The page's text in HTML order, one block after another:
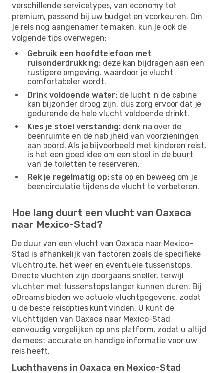
verschillende servicetypes, van economy tot
premium, passend bij uw budget en voorkeuren. Om
je reis nog aangenamer te maken, kun je ook de
volgende tips overwegen:
Gebruik een hoofdtelefoon met
ruisonderdrukking: deze kan bijdragen aan een
rustigere omgeving, waardoor je vlucht
comfortabeler wordt.
Drink voldoende water: de lucht in de cabine
kan bijzonder droog zijn, dus zorg ervoor dat je
gedurende de hele vlucht voldoende drinkt.
Kies je stoel verstandig: denk na over de
beenruimte en de nabijheid van voorzieningen
aan boord. Als je bijvoorbeeld met kinderen reist,
is het een goed idee om een ​​stoel in de buurt
van de toiletten te reserveren.
Rek je regelmatig op: sta op en beweeg om je
beencirculatie tijdens de vlucht te verbeteren.
Hoe lang duurt een vlucht van Oaxaca
naar Mexico-Stad?
De duur van een vlucht van Oaxaca naar Mexico-
Stad is afhankelijk van factoren zoals de specifieke
vluchtroute, het weer en eventuele tussenstops.
Directe vluchten zijn doorgaans sneller, terwijl
vluchten met tussenstops langer kunnen duren. Bij
eDreams bieden we actuele vluchtgegevens, zodat
u de beste reisopties kunt vinden. U kunt de
vluchttijden van Oaxaca naar Mexico-Stad
eenvoudig vergelijken op ons platform, zodat u altijd
de meest accurate en handige informatie voor uw
reis heeft.
Luchthavens in Oaxaca en Mexico-Stad